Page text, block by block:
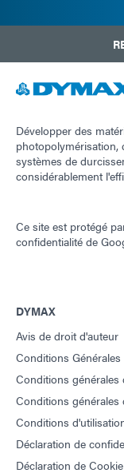
Développer des
photopolymérisation,
systèmes de
considérablement
Ce site est protégé
confidentialité de
DYMAX
Avis de droit d'auteur
Conditions Générales
Conditions générales
Conditions générales
Conditions
Déclaration de
Déclaration de Cookie